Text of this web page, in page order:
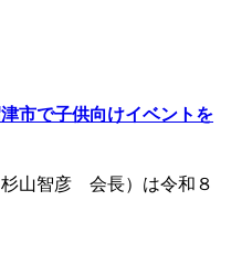
市で子供向けイベントを
山智彦 会長）は令和８